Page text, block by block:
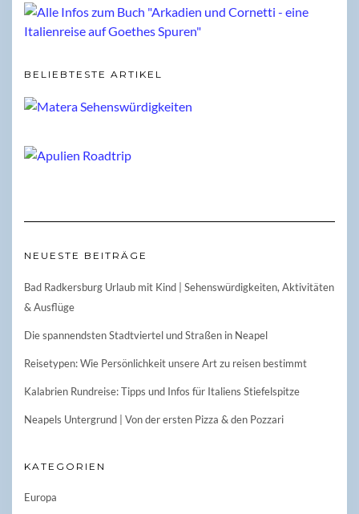
BELIEBTESTE ARTIKEL
NEUESTE BEITRÄGE
Bad Radkersburg Urlaub mit Kind | Sehenswürdigkeiten, Aktivitäten
& Ausflüge
Die spannendsten Stadtviertel und Straßen in Neapel
Reisetypen: Wie Persönlichkeit unsere Art zu reisen bestimmt
Kalabrien Rundreise: Tipps und Infos für Italiens Stiefelspitze
Neapels Untergrund | Von der ersten Pizza & den Pozzari
KATEGORIEN
Europa